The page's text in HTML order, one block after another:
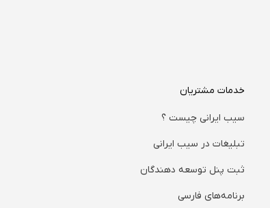
خدمات مشتریان
سیب ایرانی چیست ؟
تبلیغات در سیب ایرانی
ثبت پنل توسعه دهندگان
برنامه‌های فارسی